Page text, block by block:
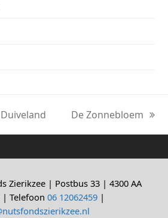
next
post:
De Zonnebloem
Zierikzee | Postbus 33 | 4300 AA
| Telefoon 06 12062459 |